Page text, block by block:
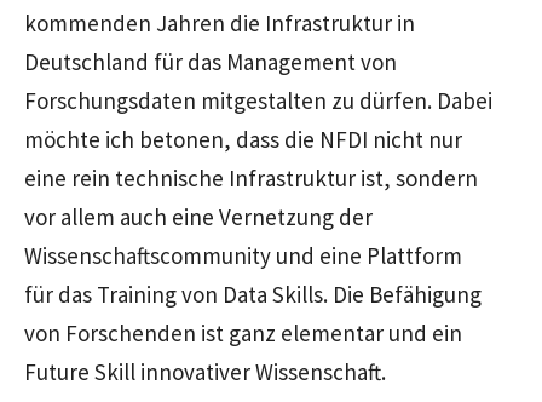
kommenden Jahren die Infrastruktur in
Deutschland für das Management von
Forschungsdaten mitgestalten zu dürfen. Dabei
möchte ich betonen, dass die NFDI nicht nur
eine rein technische Infrastruktur ist, sondern
vor allem auch eine Vernetzung der
Wissenschaftscommunity und eine Plattform
für das Training von Data Skills. Die Befähigung
von Forschenden ist ganz elementar und ein
Future Skill innovativer Wissenschaft.